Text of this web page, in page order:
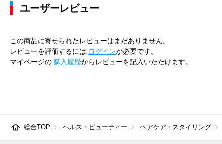
ユーザーレビュー
この商品に寄せられたレビューはまだありません。
レビューを評価するには ログインが必要です。
マイページの 購入履歴からレビューを記入いただけます。
総合TOP ヘルス・ビューティー ヘアケア・スタイリング